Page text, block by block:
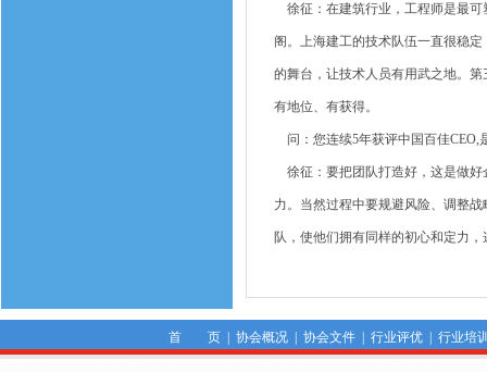
徐征：在建筑行业，工程师是最可
阁。上海建工的技术队伍一直很稳
的舞台，让技术人员有用武之地。
有地位、有获得。
问：您连续5年获评中国百佳CEO,
徐征：要把团队打造好，这是做好
力。当然过程中要规避风险、调整
队，使他们拥有同样的初心和定力
首 页| 协会概况| 协会文件| 行业评优| 行业培